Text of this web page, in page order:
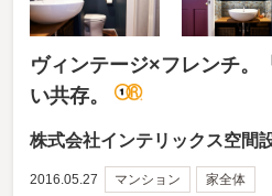
ヴィンテージ×フレンチ。
い共存。
株式会社インテリックス空間
2016.05.27 マンション 家全体